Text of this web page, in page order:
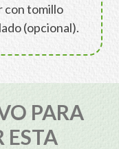
con tomillo
(opcional).
PARA
ESTA